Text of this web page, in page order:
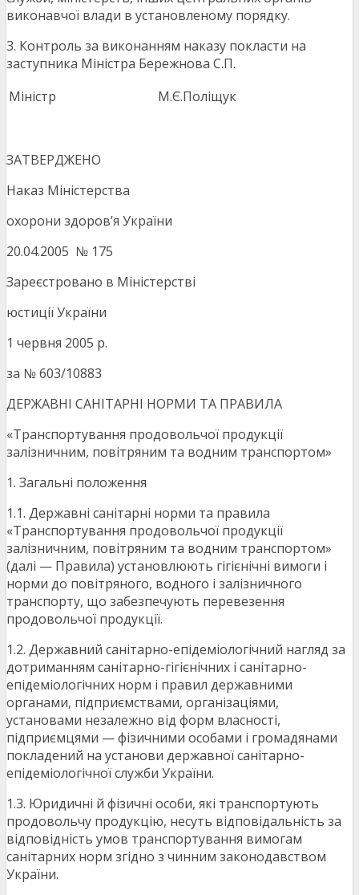
виконавчої влади в установленому порядку.
3. Контроль за виконанням наказу покласти на
заступника Міністра Бережнова С.П.
Міністр
М.Є.Поліщук
ЗАТВЕРДЖЕНО
Наказ Міністерства
охорони здоров’я України
20.04.2005 № 175
Зареєстровано в Міністерстві
юстиції України
1 червня 2005 р.
за № 603/10883
ДЕРЖАВНІ САНІТАРНІ НОРМИ ТА ПРАВИЛА
«Транспортування продовольчої продукції
залізничним, повітряним та водним транспортом»
1. Загальні положення
1.1. Державні санітарні норми та правила
«Транспортування продовольчої продукції
залізничним, повітряним та водним транспортом»
(далі — Правила) установлюють гігієнічні вимоги і
норми до повітряного, водного і залізничного
транспорту, що забезпечують перевезення
продовольчої продукції.
1.2. Державний санітарно-епідеміологічний нагляд за
дотриманням санітарно-гігієнічних і санітарно-
епідеміологічних норм і правил державними
органами, підприємствами, організаціями,
установами незалежно від форм власності,
підприємцями — фізичними особами і громадянами
покладений на установи державної санітарно-
епідеміологічної служби України.
1.3. Юридичні й фізичні особи, які транспортують
продовольчу продукцію, несуть відповідальність за
відповідність умов транспортування вимогам
санітарних норм згідно з чинним законодавством
України.